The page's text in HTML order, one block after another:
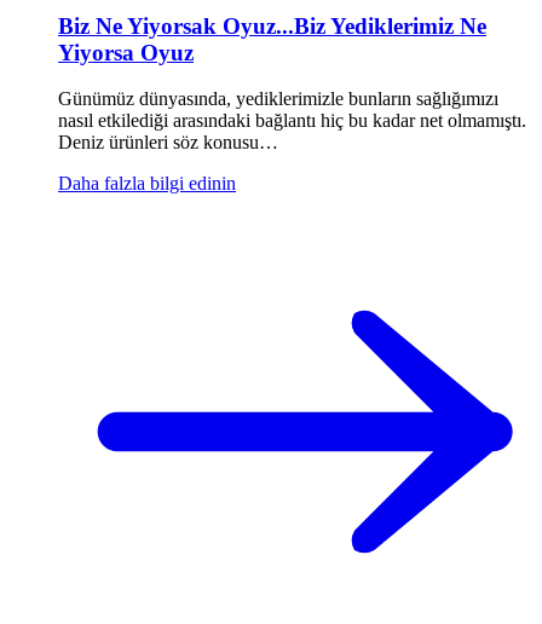
Biz Ne Yiyorsak Oyuz...Biz Yediklerimiz Ne
Yiyorsa Oyuz
Günümüz dünyasında, yediklerimizle bunların sağlığımızı
nasıl etkilediği arasındaki bağlantı hiç bu kadar net olmamıştı.
Deniz ürünleri söz konusu…
Daha falzla bilgi edinin